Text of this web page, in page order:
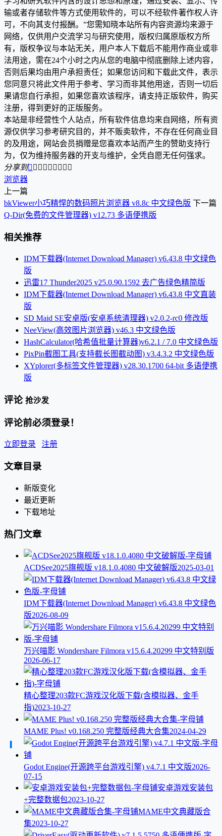
输或者存储软件等方式使用软件的，可以不经软件著作权人许
可，不向其支付报酬。”您需知晓本站所有内容资源均来源于
网络，仅供用户交流学习与研究使用，版权归属原版权方所
有，版权争议与本站无关，用户本人下载后不能用作商业或非
法用途，需在24个小时之内从您的电脑中彻底删除上述内容，
否则后果均由用户承担责任；如果您访问和下载此文件，表示
您同意只将此文件用于参考、学习而非其他用途，否则一切后
果请您自行承担，如果您喜欢该程序，请支持正版软件，购买
注册，得到更好的正版服务。
本站是非经营性个人站点，所有软件信息均来自网络，所有资
源仅供学习参考研究目的，并不贩卖软件，不存在任何商业目
的及用途，网站会员捐赠是您喜欢本站而产生的赞助支持行
为，仅为维持服务器的开支与维护，全凭自愿无任何强求。
分享到        
浏览器
上一篇
bkViewer小巧精悍的数码照片浏览器 v8.8c 中文绿色版 下一篇
Q-Dir(免费的文件管理器) v12.73 多语便携版
相关推荐
IDM下载器(Internet Download Manager) v6.43.8 中文绿色
版
迅雷17 Thunder2025 v25.0.90.1592 去广告绿色精简版
IDM下载器(Internet Download Manager) v6.43.8 中文直装
版
SD Maid SE安卓版(安卓系统清理器) v2.0.2-rc0 修改版
NeeView(高效图片浏览器) v46.3 中文绿色版
HashCalculator(哈希值批量计算器)v6.2.1 / 7.0 中文绿色版
PixPin截图工具(支持截长图截动图) v3.4.3.2 中文绿色版
XYplorer(多标签文件管理器) v28.30.1700 64-bit 多语便携
版
评论 抢沙发
评论前必须登录！
立即登录 注册
文章目录
新版变化
最近更新
下载地址
热门文章
ACDSee2025旗舰版 v18.1.0.4080 中文破解版2025-03-01
IDM下载器(Internet Download Manager) v6.43.8 中文绿色
版2026-08-09
万兴喵影 Wondershare Filmora v15.6.4.20299 中文特别版
2026-06-17
精心整理203款FC游戏汉化版下载(含模拟器、金手
指)2023-10-27
MAME Plus! v0.168.250 完整版经典大合集2024-04-29
Godot Engine(开源跨平台游戏引擎) v4.7.1 中文版2026-
07-15
安卓游戏安装包
+完整数据包2023-10-27
MAME中文典藏版合
集2023-10-27